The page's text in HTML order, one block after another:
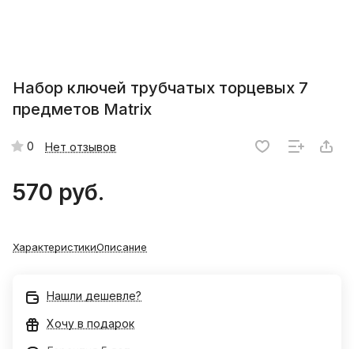
Набор ключей трубчатых торцевых 7
предметов Matrix
0 Нет отзывов
570 руб.
ХарактеристикиОписание
Нашли дешевле?
Хочу в подарок